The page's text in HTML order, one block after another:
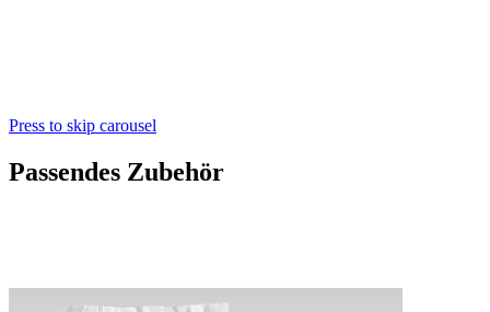
Press to skip carousel
Passendes Zubehör